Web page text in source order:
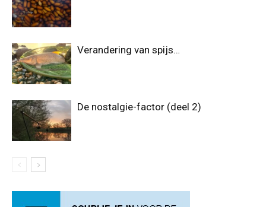
Verandering van spijs…
De nostalgie-factor (deel 2)